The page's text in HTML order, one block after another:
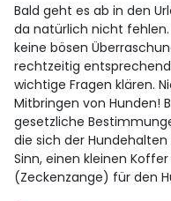
Bald geht es ab in den
da natürlich nicht
keine bösen
rechtzeitig
wichtige Fragen klären.
Mitbringen von Hunden!
gesetzliche
die sich der
Sinn, einen kleinen
(Zeckenzange) für den